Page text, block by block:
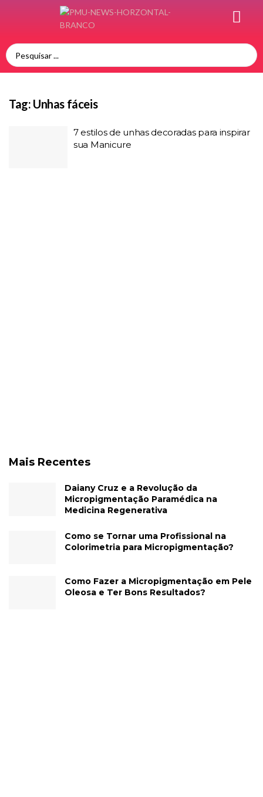
Tag: Unhas fáceis
7 estilos de unhas decoradas para inspirar
sua Manicure
Mais Recentes
Daiany Cruz e a Revolução da
Micropigmentação Paramédica na
Medicina Regenerativa
Como se Tornar uma Profissional na
Colorimetria para Micropigmentação?
Como Fazer a Micropigmentação em Pele
Oleosa e Ter Bons Resultados?